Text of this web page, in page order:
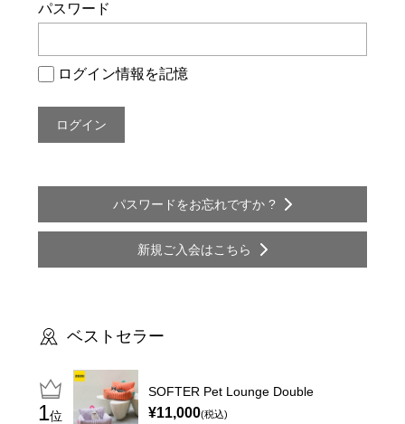
ョ
ン
パスワード
ログイン情報を記憶
パスワードをお忘れですか ?
新規ご入会はこちら
ベストセラー
位
SOFTER Pet Lounge Double
¥11,000(税込)